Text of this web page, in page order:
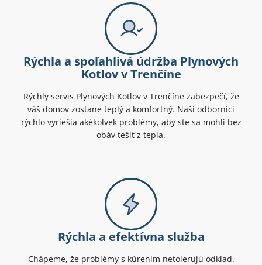
Rýchla a spoľahlivá údržba Plynových
Kotlov v Trenčíne
Rýchly servis Plynových Kotlov v Trenčíne zabezpečí, že
váš domov zostane teplý a komfortný. Naši odborníci
rýchlo vyriešia akékoľvek problémy, aby ste sa mohli bez
obáv tešiť z tepla.
Rýchla a efektívna služba
Chápeme, že problémy s kúrením netolerujú odklad.